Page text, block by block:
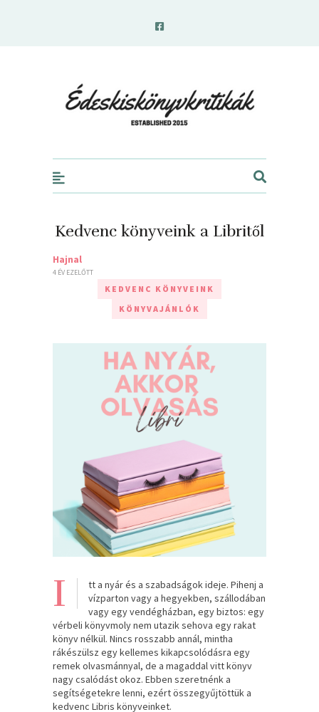
Kedvenc könyveink a Libritől
Hajnal
4 ÉV EZELŐTT
KEDVENC KÖNYVEINK
KÖNYVAJÁNLÓK
I
tt a nyár és a szabadságok ideje. Pihenj a
vízparton vagy a hegyekben, szállodában
vagy egy vendégházban, egy biztos: egy
vérbeli könyvmoly nem utazik sehova egy rakat
könyv nélkül. Nincs rosszabb annál, mintha
rákészülsz egy kellemes kikapcsolódásra egy
remek olvasmánnyal, de a magaddal vitt könyv
nagy csalódást okoz. Ebben szeretnénk a
segítségetekre lenni, ezért összegyűjtöttük a
kedvenc Libris könyveinket.